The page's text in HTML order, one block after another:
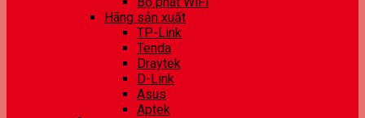
Hãng sản xuất
TP-Link
Tenda
Draytek
D-Link
Asus
Aptek